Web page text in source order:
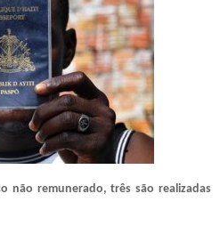
não remunerado, três são realizadas